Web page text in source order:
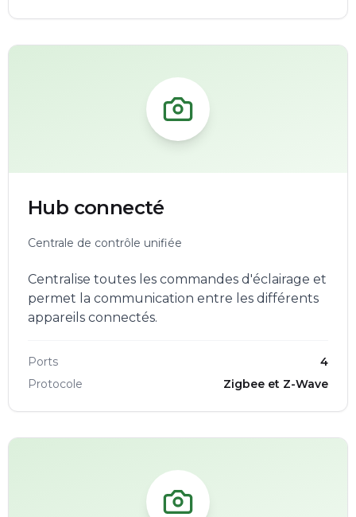
Hub connecté
Centrale de contrôle unifiée
Centralise toutes les commandes d'éclairage et
permet la communication entre les différents
appareils connectés.
Ports
4
Protocole
Zigbee et Z-Wave